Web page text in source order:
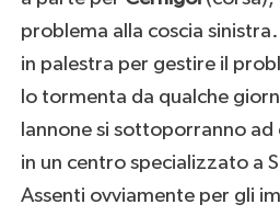
problema alla coscia sinistra.
in palestra per gestire il
lo tormenta da qualche
Iannone si sottoporranno
in un centro specializzato a
Assenti ovviamente per gli